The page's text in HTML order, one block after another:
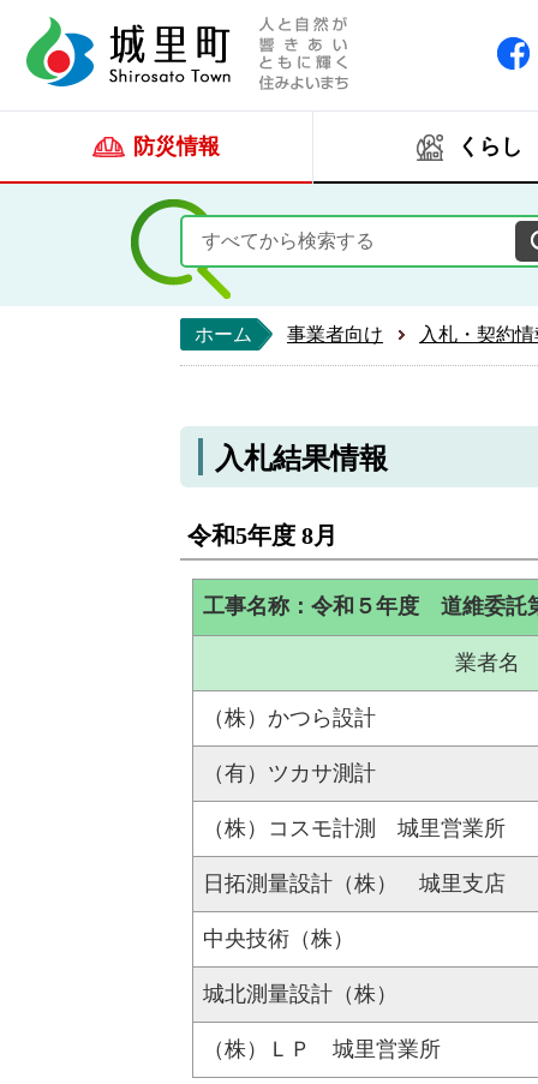
防災情報 くらし
ホーム 事業者向け 入札・契約
入札結果情報
令和5年度 8月
工事名称：令和５年度 道維委託
業者名
（株）かつら設計
（有）ツカサ測計
（株）コスモ計測 城里営業所
日拓測量設計（株） 城里支店
中央技術（株）
城北測量設計（株）
（株）ＬＰ 城里営業所